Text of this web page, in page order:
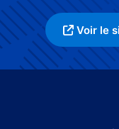
Voir le